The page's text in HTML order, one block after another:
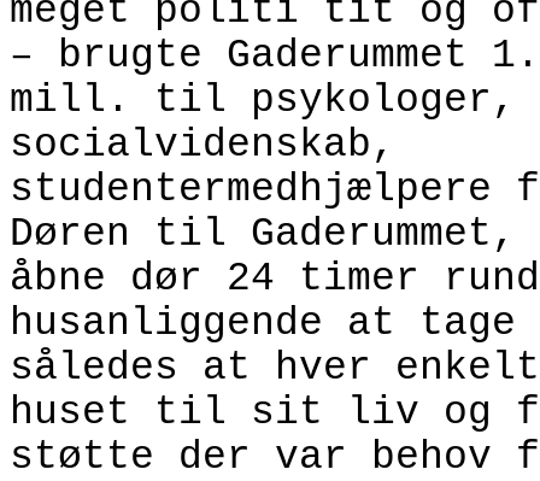
meget politi tit og ofte
– brugte Gaderummet
mill. til psykologer,
socialvidenskab,
Døren til Gaderummet,
åbne dør 24 timer
husanliggende at
således at hver enkelt
huset til sit liv og
støtte der var behov